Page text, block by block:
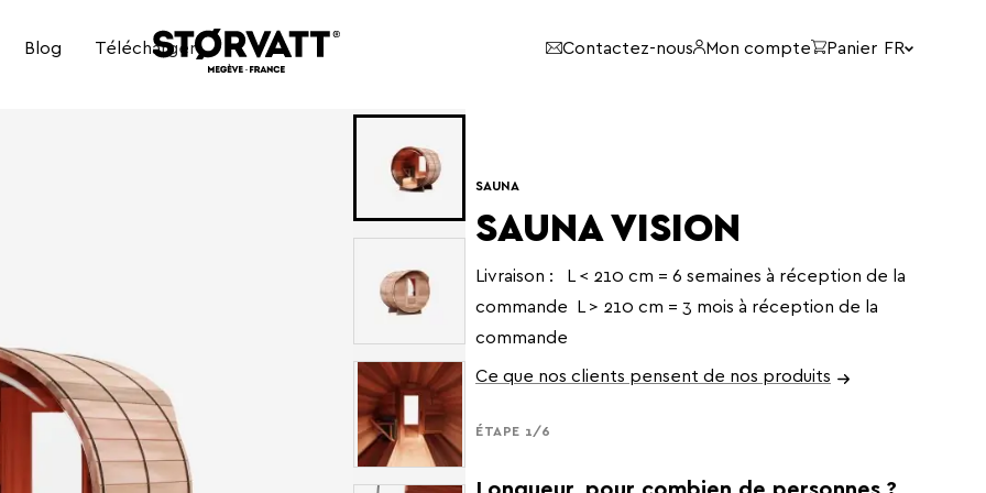
Blog Télécharger Contactez-nous Mon compte Panierlangue:
FR
SAUNA
SAUNA VISION
Livraison : L < 210 cm = 6 semaines à réception de la
commande L > 210 cm = 3 mois à réception de la
commande
Ce que nos clients pensent de nos produits
ÉTAPE 1/6